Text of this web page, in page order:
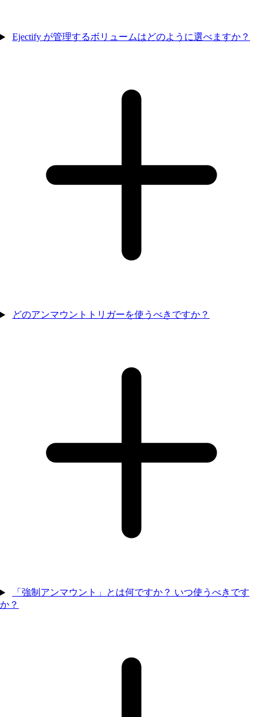
Ejectify が管理するボリュームはどのように選べますか？
どのアンマウントトリガーを使うべきですか？
「強制アンマウント」とは何ですか？ いつ使うべきです
か？